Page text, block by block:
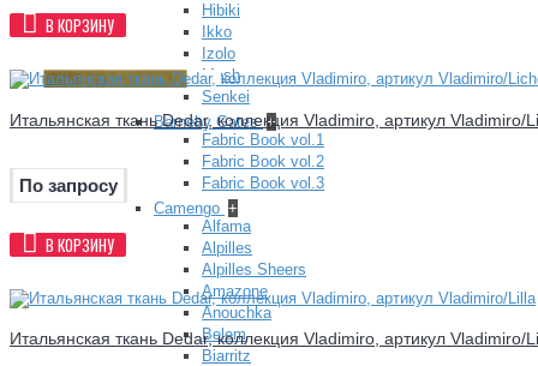
Hibiki
Ikko
Izolo
Mesh
Senkei
Barneby Gates +
Fabric Book vol.1
Fabric Book vol.2
Fabric Book vol.3
Camengo +
Alfama
Alpilles
Alpilles Sheers
Amazone
Anouchka
Belem
Biarritz
В КОРЗИНУ
Итальянская ткань Dedar, коллекция Vladimiro, артикул Vladimiro/
По запросу
В КОРЗИНУ
Итальянская ткань Dedar, коллекция Vladimiro, артикул Vladimiro/